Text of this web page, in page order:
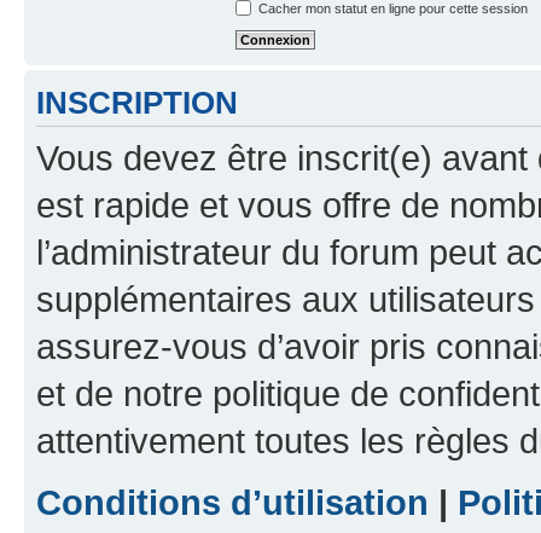
Cacher mon statut en ligne pour cette session
INSCRIPTION
Vous devez être inscrit(e) avant
est rapide et vous offre de
l’administrateur du forum peut
supplémentaires aux
assurez-vous d’avoir pris
et de notre politique de
attentivement toutes les règles
Conditions d’utilisation |